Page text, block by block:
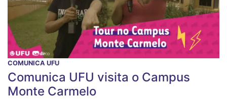
COMUNICA UFU
Comunica UFU visita o Campus
Monte Carmelo